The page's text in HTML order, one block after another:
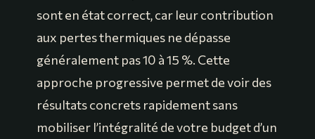
sont en état correct, car leur contribution
aux pertes thermiques ne dépasse
généralement pas 10 à 15 %. Cette
approche progressive permet de voir des
résultats concrets rapidement sans
mobiliser l’intégralité de votre budget d’un